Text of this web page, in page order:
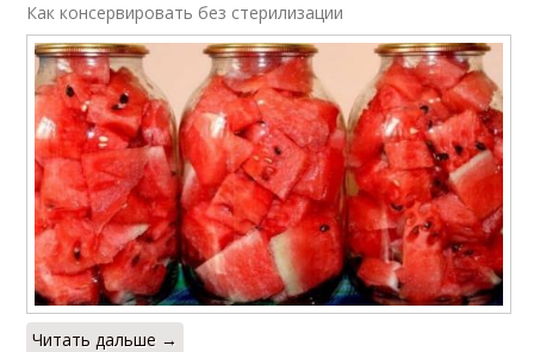
Как консервировать без стерилизации
Читать дальше →